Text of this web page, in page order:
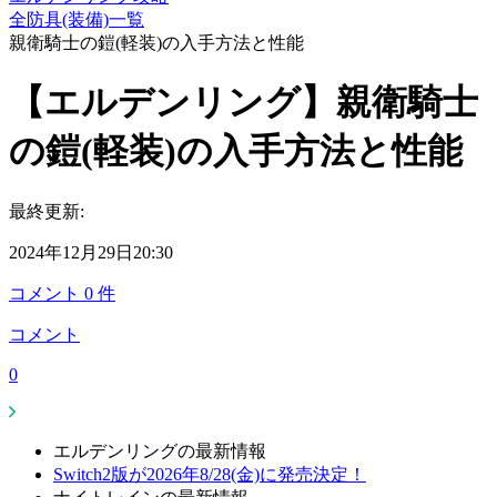
全防具(装備)一覧
親衛騎士の鎧(軽装)の入手方法と性能
【エルデンリング】親衛騎士
の鎧(軽装)の入手方法と性能
最終更新:
2024年12月29日20:30
コメント 0 件
コメント
0
エルデンリングの最新情報
Switch2版が2026年8/28(金)に発売決定！